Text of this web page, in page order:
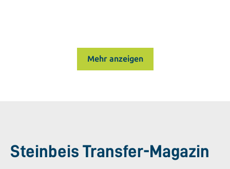
Mehr anzeigen
Steinbeis Transfer-Magazin